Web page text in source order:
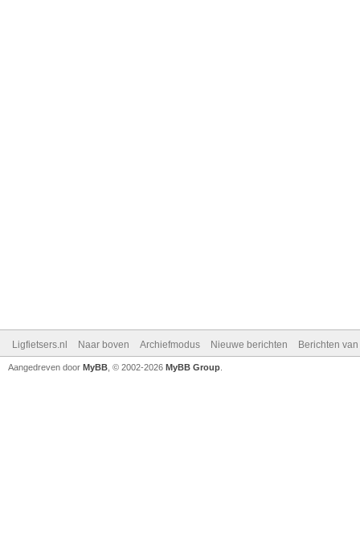
Ligfietsers.nl Naar boven Archiefmodus Nieuwe berichten Berichten
Aangedreven door MyBB , © 2002-2026 MyBB Group